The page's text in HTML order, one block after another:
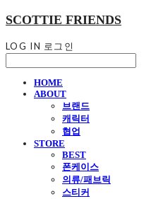
SCOTTIE FRIENDS
LOG IN 로그인
HOME
ABOUT
브랜드
캐릭터
협업
STORE
BEST
폰케이스
의류/패브릭
스티커